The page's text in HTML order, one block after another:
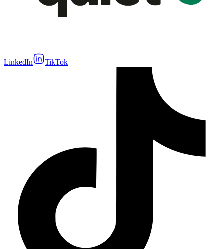
LinkedIn TikTok